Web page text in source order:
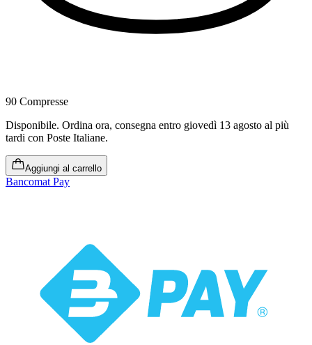
90 Compresse
Disponibile. Ordina ora, consegna entro giovedì 13 agosto al più
tardi con Poste Italiane.
Aggiungi al carrello
Bancomat Pay